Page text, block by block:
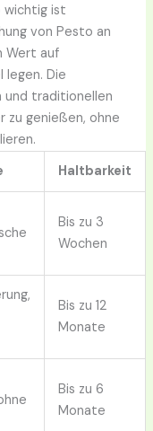
wichtig ist
von Pesto an
Wert auf
Die
und traditionellen
zu genießen, ohne
Haltbarkeit
Bis zu 3
Wochen
Bis zu 12
Monate
Bis zu 6
Monate